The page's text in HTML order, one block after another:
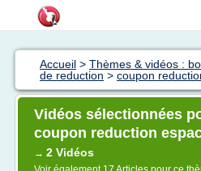
Accueil > Thèmes & vidéos :
de reduction > coupon
Vidéos sélectionnées
coupon reduction
→ 2 Vidéos